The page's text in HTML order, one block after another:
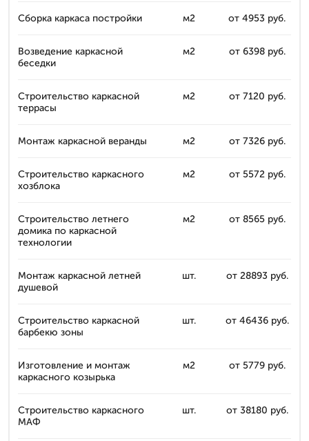
Сборка каркаса постройки м2 от 4953 руб.
Возведение каркасной
беседки
м2 от 6398 руб.
Строительство каркасной
террасы
м2 от 7120 руб.
Монтаж каркасной веранды м2 от 7326 руб.
Строительство каркасного
хозблока
м2 от 5572 руб.
Строительство летнего
домика по каркасной
технологии
м2 от 8565 руб.
Монтаж каркасной летней
душевой
шт. от 28893 руб.
Строительство каркасной
барбекю зоны
шт. от 46436 руб.
Изготовление и монтаж
каркасного козырька
м2 от 5779 руб.
Строительство каркасного
МАФ
шт. от 38180 руб.